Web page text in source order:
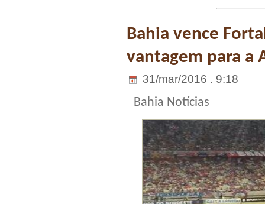
Bahia vence
vantagem para a
31/mar/2016 . 9:18
Bahia Notícias